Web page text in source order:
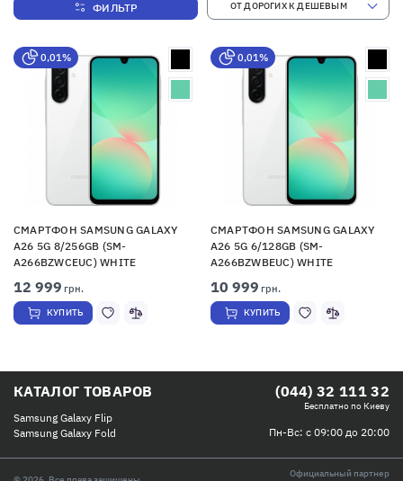
0,01%
СМАРТФОН SAMSUNG GALAXY
A26 5G 8/256GB (SM-
A266BZWCEUC) WHITE
12 999 грн.
КУПИТЬ
0,01%
СМАРТФОН SAMSUNG GALAXY
A26 5G 6/128GB (SM-
A266BZWBEUC) WHITE
10 999 грн.
КУПИТЬ
ФИЛЬТР
КАТАЛОГ ТОВАРОВ
Samsung Galaxy Flip
Samsung Galaxy Fold
(044) 32 111 32
Бесплатно по Киеву
Пн-Вс: с 09:00 до 20:00
Официальный партнер